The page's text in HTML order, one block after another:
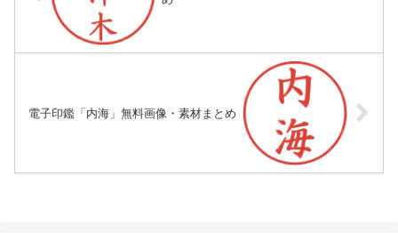
電子印鑑「内海」無料画像・素材まとめ